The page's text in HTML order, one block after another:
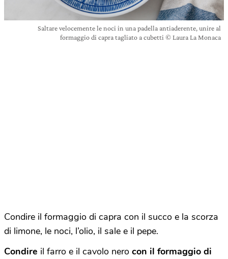
Saltare velocemente le noci in una padella antiaderente, unire al
formaggio di capra tagliato a cubetti © Laura La Monaca
Condire il formaggio di capra con il succo e la scorza
di limone, le noci, l’olio, il sale e il pepe.
Condire il farro e il cavolo nero con il formaggio di